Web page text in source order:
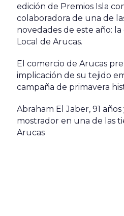
edición de Premios Isla
colaboradora de una de
novedades de este año:
Local de Arucas.
El comercio de Arucas
implicación de su tejido
campaña de primavera
Abraham El Jaber, 91
mostrador en una de las
Arucas